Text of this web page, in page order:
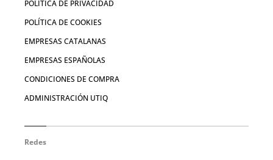
POLÍTICA DE PRIVACIDAD
POLÍTICA DE COOKIES
EMPRESAS CATALANAS
EMPRESAS ESPAÑOLAS
CONDICIONES DE COMPRA
ADMINISTRACIÓN UTIQ
Redes